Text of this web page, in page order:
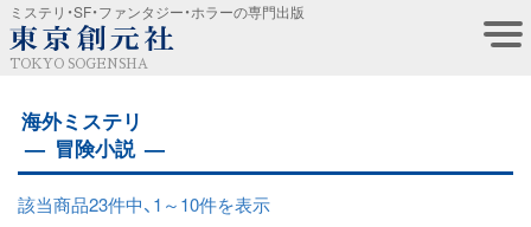
ミステリ・SF・ファンタジー・ホラーの専門出版
TOKYO SOGENSHA
海外ミステリ
冒険小説
該当商品23件中、1～10件を表示